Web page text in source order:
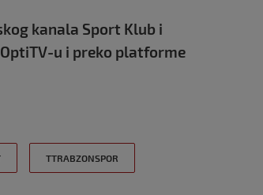
kanala Sport Klub i
u i preko platforme
TTRABZONSPOR